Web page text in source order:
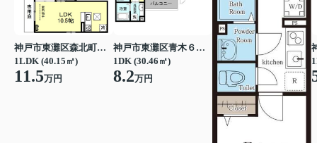
神戸市東灘区森北町１丁目
1LDK (40.15㎡)
11.5万円
神戸市東灘区青木６丁目
1DK (30.46㎡)
8.2万円